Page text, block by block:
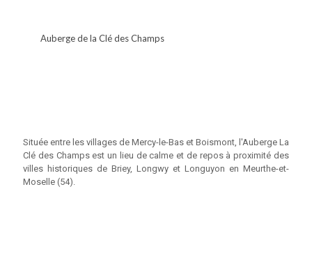
Auberge de la Clé des Champs
Située entre les villages de Mercy-le-Bas et Boismont, l'Auberge La
Clé des Champs est un lieu de calme et de repos à proximité des
villes historiques de Briey, Longwy et Longuyon en Meurthe-et-
Moselle (54).